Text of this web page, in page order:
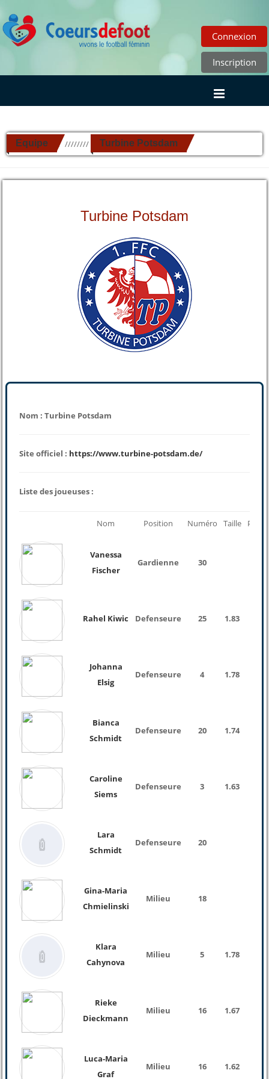
Connexion
Inscription
Equipe ////////// Turbine Potsdam
Turbine Potsdam
Nom : Turbine Potsdam
Site officiel : https://www.turbine-potsdam.de/
Liste des joueuses :
Nom Position Numéro Taille Poids
Vanessa
Fischer
Gardienne 30
Rahel Kiwic Defenseure 25 1.83
Johanna
Elsig
Defenseure 4 1.78
Bianca
Schmidt
Defenseure 20 1.74
Caroline
Siems
Defenseure 3 1.63
Lara
Schmidt
Defenseure 20
Gina-Maria
Chmielinski
Milieu 18
Klara
Cahynova
Milieu 5 1.78
Rieke
Dieckmann
Milieu 16 1.67
Luca-Maria
Graf
Milieu 16 1.62